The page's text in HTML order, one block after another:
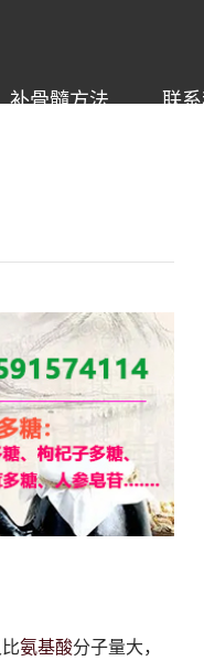
补骨髓方法 联
氨基酸分子量大，